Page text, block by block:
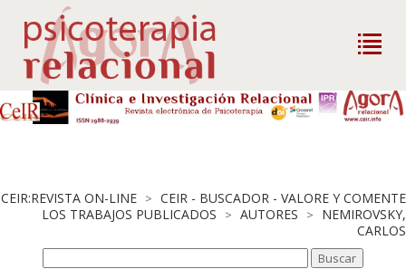
CEIR:REVISTA ON-LINE > CEIR - BUSCADOR - VALORE Y COMENTE
LOS TRABAJOS PUBLICADOS > AUTORES > NEMIROVSKY,
CARLOS